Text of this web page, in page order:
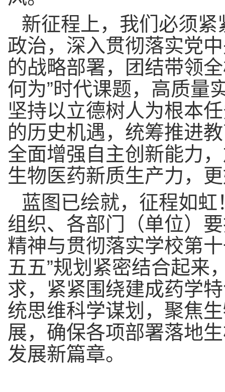
新征程上，我们必须
政治，深入贯彻落实党
的战略部署，团结带领
何为”时代课题，高质量
坚持以立德树人为根本
的历史机遇，统筹推进
全面增强自主创新能力
生物医药新质生产力，
蓝图已绘就，征程如
组织、各部门（单位）要
精神与贯彻落实学校第
五五”规划 紧密结合起来
求，紧紧围绕建成药学
统思维科学谋划，聚焦
展，确保各项部署落地
发展新篇章。